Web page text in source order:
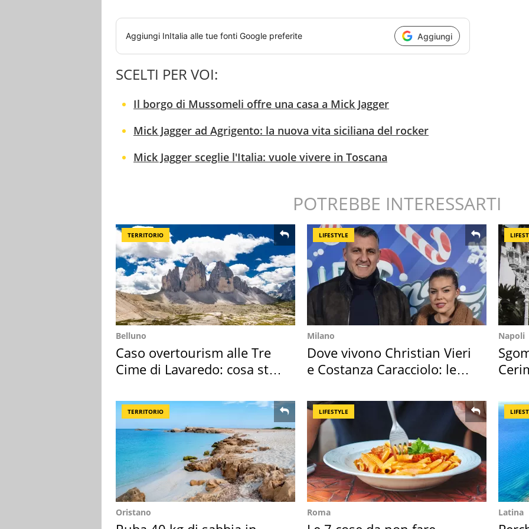
Aggiungi InItalia alle tue fonti Google preferite Aggiungi
SCELTI PER VOI:
Il borgo di Mussomeli offre una casa a Mick Jagger
Mick Jagger ad Agrigento: la nuova vita siciliana del rocker
Mick Jagger sceglie l'Italia: vuole vivere in Toscana
POTREBBE INTERESSARTI
TERRITORIO
Belluno
Caso overtourism alle Tre
Cime di Lavaredo: cosa sta
LIFESTYLE
Milano
Dove vivono Christian Vieri
e Costanza Caracciolo: le
Napoli
TERRITORIO
Oristano
LIFESTYLE
Roma Latina